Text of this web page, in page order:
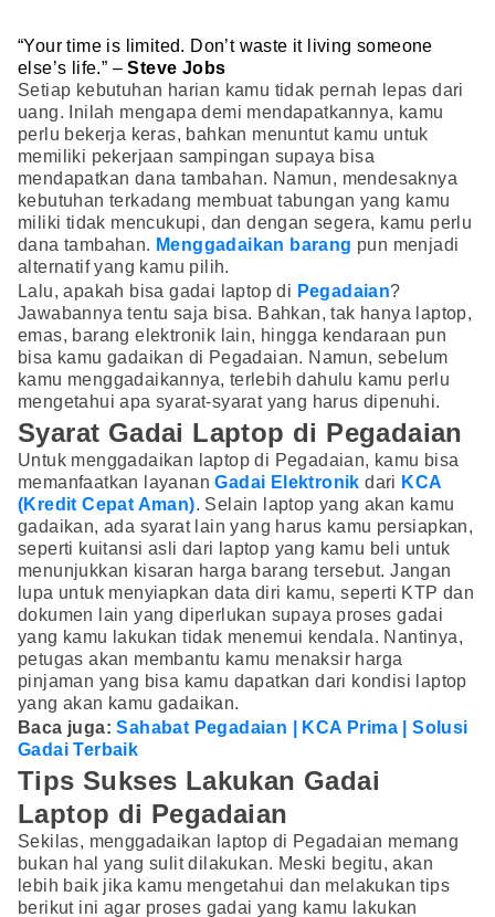
“Your time is limited. Don’t waste it living someone
else’s life.” –Steve Jobs
Setiap kebutuhan harian kamu tidak pernah lepas dari
uang. Inilah mengapa demi mendapatkannya, kamu
perlu bekerja keras, bahkan menuntut kamu untuk
memiliki pekerjaan sampingan supaya bisa
mendapatkan dana tambahan. Namun, mendesaknya
kebutuhan terkadang membuat tabungan yang kamu
miliki tidak mencukupi, dan dengan segera, kamu perlu
dana tambahan. Menggadaikan barang pun menjadi
alternatif yang kamu pilih.
Lalu, apakah bisa gadai laptop di Pegadaian?
Jawabannya tentu saja bisa. Bahkan, tak hanya laptop,
emas, barang elektronik lain, hingga kendaraan pun
bisa kamu gadaikan di Pegadaian. Namun, sebelum
kamu menggadaikannya, terlebih dahulu kamu perlu
mengetahui apa syarat-syarat yang harus dipenuhi.
Syarat Gadai Laptop di Pegadaian
Untuk menggadaikan laptop di Pegadaian, kamu bisa
memanfaatkan layananGadai Elektronik dari KCA
(Kredit Cepat Aman). Selain laptop yang akan kamu
gadaikan, ada syarat lain yang harus kamu persiapkan,
seperti kuitansi asli dari laptop yang kamu beli untuk
menunjukkan kisaran harga barang tersebut. Jangan
lupa untuk menyiapkan data diri kamu, seperti KTP dan
dokumen lain yang diperlukan supaya proses gadai
yang kamu lakukan tidak menemui kendala. Nantinya,
petugas akan membantu kamu menaksir harga
pinjaman yang bisa kamu dapatkan dari kondisi laptop
yang akan kamu gadaikan.
Baca juga:Sahabat Pegadaian | KCA Prima | Solusi
Gadai Terbaik
Tips Sukses Lakukan Gadai
Laptop di Pegadaian
Sekilas, menggadaikan laptop di Pegadaian memang
bukan hal yang sulit dilakukan. Meski begitu, akan
lebih baik jika kamu mengetahui dan melakukan tips
berikut ini agar proses gadai yang kamu lakukan